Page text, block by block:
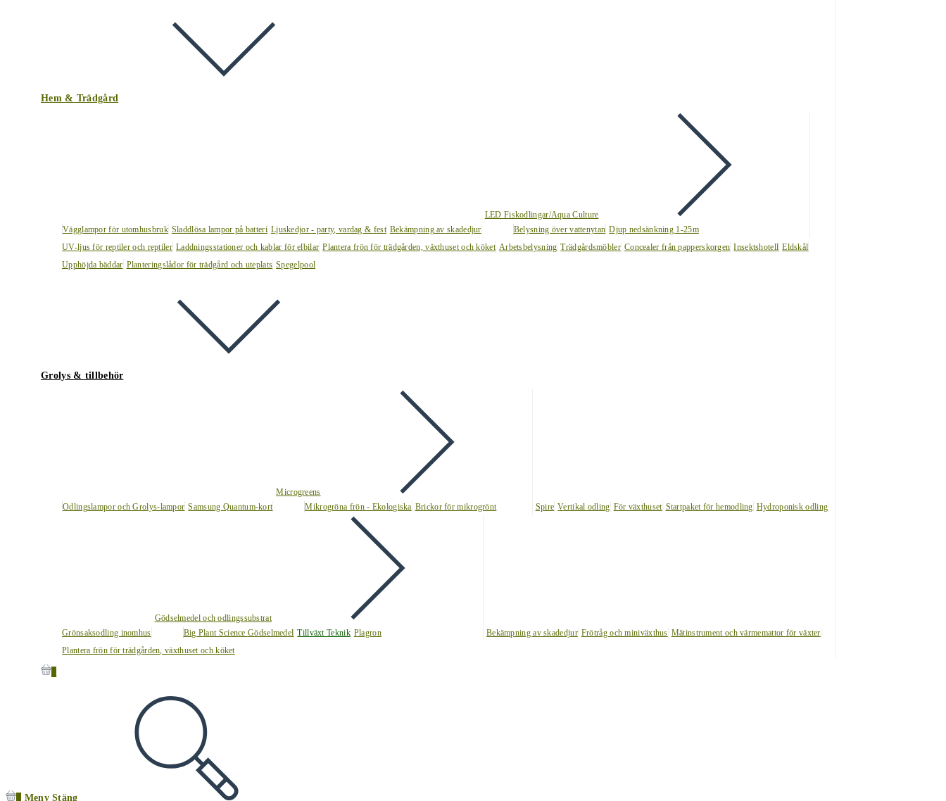
Hem & Trädgård
Vägglampor för utomhusbruk Sladdlösa lampor på batteri Ljuskedjor - party, vardag & fest Bekämpning av skadedjur
LED Fiskodlingar/Aqua Culture
Belysning över vattenytan Djup nedsänkning 1-25m
UV-ljus för reptiler och reptiler Laddningsstationer och kablar för elbilar Plantera frön för trädgården, växthuset och köket Arbetsbelysning Trädgårdsmöbler Concealer från papperskorgen Insektshotell Eldskål
Upphöjda bäddar Planteringslådor för trädgård och uteplats Spegelpool
Grolys & tillbehör
Odlingslampor och Grolys-lampor Samsung Quantum-kort
Microgreens
Mikrogröna frön - Ekologiska Brickor för mikrogrönt Spire Vertikal odling För växthuset Startpaket för hemodling Hydroponisk odling
Grönsaksodling inomhus
Gödselmedel och odlingssubstrat
Big Plant Science Gödselmedel Tillväxt Teknik Plagron Bekämpning av skadedjur Frötråg och miniväxthus Mätinstrument och värmemattor för växter
Plantera frön för trädgården, växthuset och köket
Meny Stäng